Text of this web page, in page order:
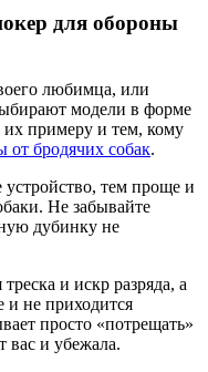
для обороны
любимца, или
модели в форме
их примеру и тем, кому
от бродячих собак.
тем проще и
Не забывайте
дубинку не
и искр разряда, а
и не приходится
просто «потрещать»
вас и убежала.